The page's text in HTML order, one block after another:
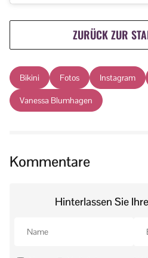
ZURÜCK ZUR
Bikini Fotos Instagram
Vanessa Blumhagen
Kommentare
Hinterlassen Sie